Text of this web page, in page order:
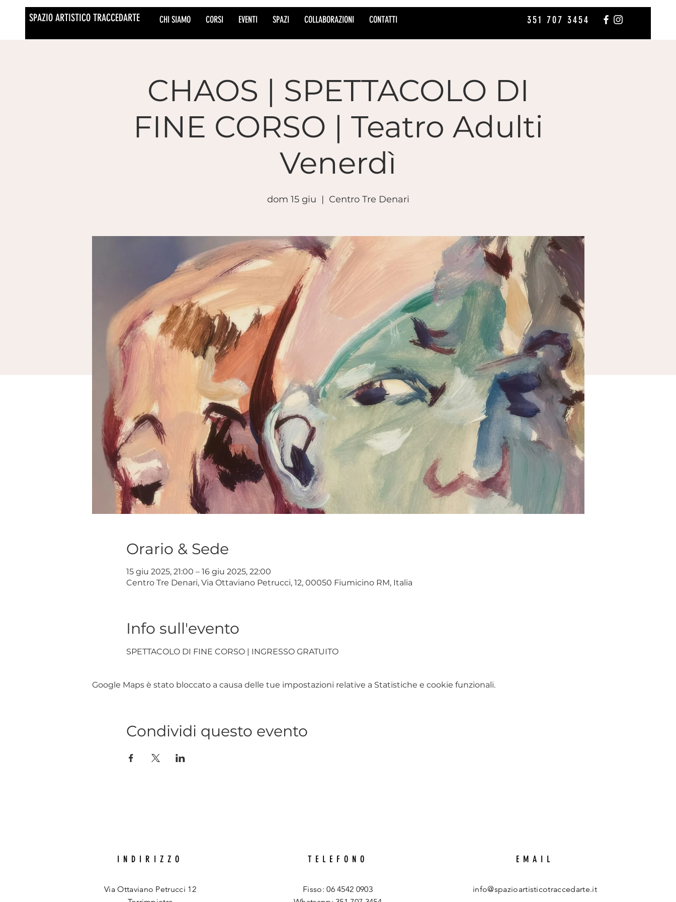
SPAZIO ARTISTICO TRACCEDARTE CHI SIAMO CORSI EVENTI SPAZI COLLABORAZIONI CONTATTI 351 707 3454
CHAOS | SPETTACOLO DI
FINE CORSO | Teatro Adulti
Venerdì
dom 15 giu
  |
Centro Tre Denari
Orario & Sede
15 giu 2025, 21:00 – 16 giu 2025, 22:00
Centro Tre Denari, Via Ottaviano Petrucci, 12, 00050 Fiumicino RM, Italia
Info sull'evento
SPETTACOLO DI FINE CORSO | INGRESSO GRATUITO
Google Maps è stato bloccato a causa delle tue impostazioni relative a Statistiche e cookie funzionali.
Condividi questo evento
INDIRIZZO
Via Ottaviano Petrucci 12
TELEFONO
Fisso: 06 4542 0903
EMAIL
info@spazioartisticotraccedarte.it